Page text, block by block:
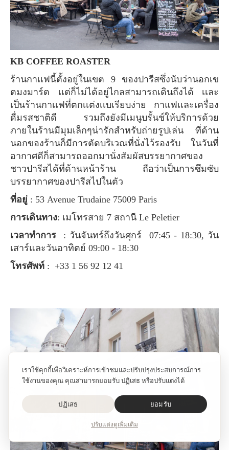
เราใช้คุกกี้เพื่อวิเคราะห์การเข้าชมและปรับปรุงประสบการณ์การ
ใช้งานของคุณ คุณสามารถยอมรับ ปฏิเสธ หรือปรับแต่งได้
ปฏิเสธ ยอมรับ
ปรับแต่งดูเพิ่มเติม
KB COFFEE ROASTER
ร้านกาเเฟนี้ตั้งอยู่ในเขต 9 ของปารีสซึ่งนับว่านอกเข
ตมงมาร์ต เเต่ก็ไม่ได้อยู่ไกลสามารถเดินถึงได้ เเละ
เป็นร้านกาเเฟที่ตกเเต่งเเบเรียบง่าย กาแฟเเละเครื่อง
ดื่มรสชาติดี รวมถึงยังมีเมนูบรั้นช์ให้บริการด้วย
ภายในร้านมีมุมเล็กๆน่ารักสำหรับถ่ายรูปเล่น ที่ด้าน
นอกของร้านก็มีการตัดบริเวณที่นั่งไว้รองรับ ในวันที่
อากาศดีก็สามารถออกมานั่งสัมผัสบรรยากาศของ
ชาวปารีสได้ที่ด้านหน้าร้าน ถือว่าเป็นการซึมซับ
บรรยากาศของปารีสไปในตัว
ที่อยู่ : 53 Avenue Trudaine 75009 Paris
การเดินทาง: เมโทรสาย 7 สถานี Le Peletier
เวลาทำการ
: วันจันทร์ถึงวันศุกร์ 07:45 - 18:30, วัน
เสาร์และวันอาทิตย์ 09:00 - 18:30
โทรศัพท์ : +33 1 56 92 12 41